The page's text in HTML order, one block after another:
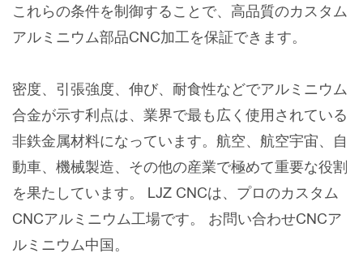
これらの条件を制御することで、高品質のカスタム
アルミニウム部品CNC加工を保証できます。
密度、引張強度、伸び、耐食性などでアルミニウム
合金が示す利点は、業界で最も広く使用されている
非鉄金属材料になっています。航空、航空宇宙、自
動車、機械製造、その他の産業で極めて重要な役割
を果たしています。 LJZ CNCは、プロのカスタム
CNCアルミニウム工場です。 お問い合わせCNCア
ルミニウム中国。